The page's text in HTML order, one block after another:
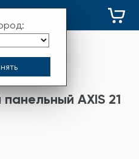
AXIS 21